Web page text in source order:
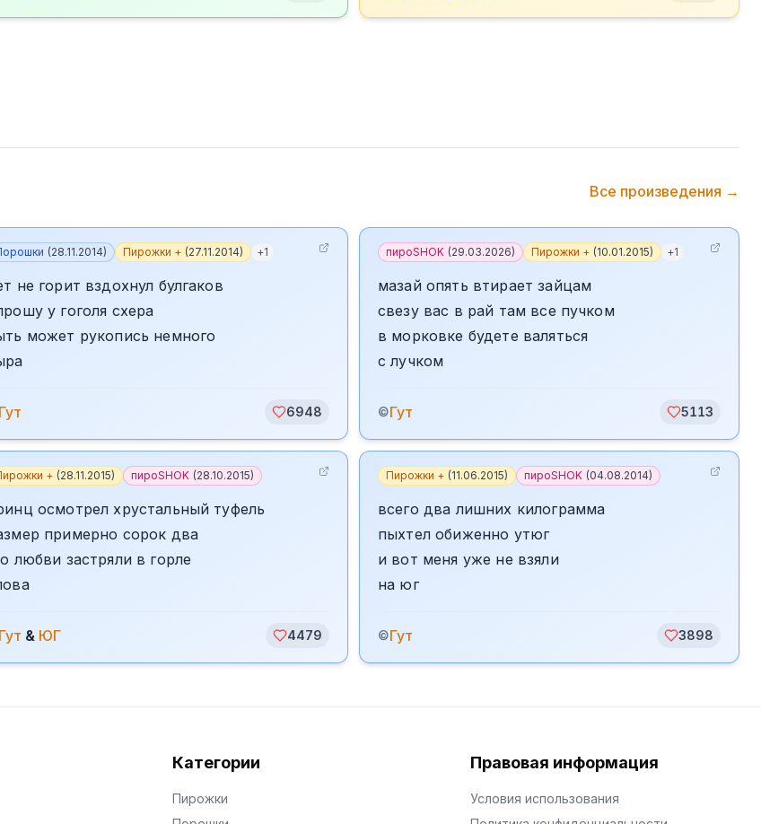
Все произведения →
(28.11.2014) Пирожки + (27.11.2014) +1
не горит вздохнул булгаков
у гоголя схера
может рукопись немного
Гут 6948
пироSHOK (29.03.2026) Пирожки + (10.01.2015) +1
мазай опять втирает зайцам
свезу вас в рай там все пучком
в морковке будете валяться
с лучком
©Гут 5113
+ (28.11.2015) пироSHOK (28.10.2015)
осмотрел хрустальный туфель
примерно сорок два
любви застряли в горле
Гут & ЮГ 4479
Пирожки + (11.06.2015) пироSHOK (04.08.2014)
всего два лишних килограмма
пыхтел обиженно утюг
и вот меня уже не взяли
на юг
©Гут 3898
Категории
Пирожки
Правовая информация
Условия использования